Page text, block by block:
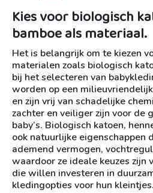
Kies voor biologisch
bamboe als materiaal.
Het is belangrijk om te kiezen
materialen zoals biologisch
bij het selecteren van
worden op een
en zijn vrij van schadelijke
zachter en veiliger zijn voor de
baby’s. Biologisch katoen,
ook natuurlijke eigenschappen
ademend vermogen,
waardoor ze ideale keuzes zijn
die willen investeren in
kledingopties voor hun kleintjes.